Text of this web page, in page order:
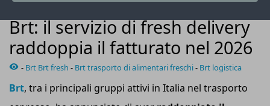
Brt: il servizio di fresh delivery
raddoppia il fatturato nel 2026
- Brt Brt fresh - Brt trasporto di alimentari freschi- Brt logistica
Brt, tra i principali gruppi attivi in Italia nel trasporto